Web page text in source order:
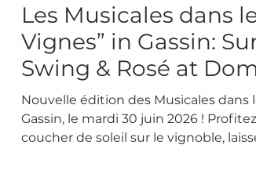
Les Musicales dans
Vignes” in Gassin:
Swing & Rosé at
Tropez
Nouvelle édition des Musicales dans
Gassin, le mardi 30 juin 2026 !
coucher de soleil sur le vignoble,